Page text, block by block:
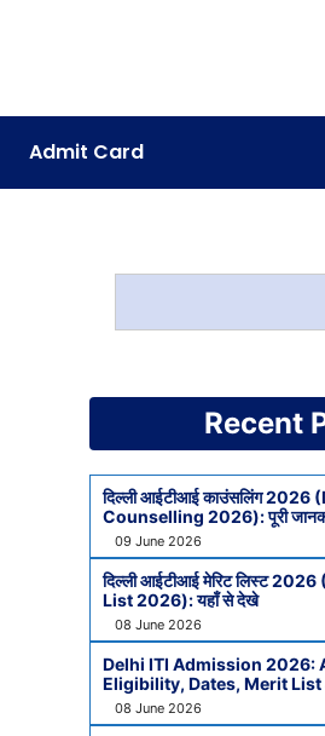
Admit Card
Recent
दिल्ली आईटीआई काउंसलिंग 2026
Counselling 2026): पूरी
09 June 2026
दिल्ली आईटीआई मेरिट लिस्ट
List 2026): यहाँ से देखे
08 June 2026
Delhi ITI Admission 2026:
Eligibility, Dates, Merit
08 June 2026